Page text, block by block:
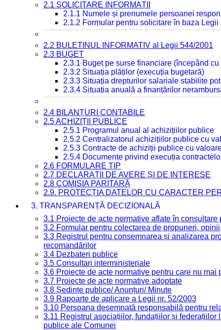
2.1 SOLICITARE INFORMAȚII
2.1.1 Numele și prenumele persoanei
2.1.2 Formular pentru solicitare în baza Legii
2.2 BULETINUL INFORMATIV al Legii 544/2001
2.3 BUGET
2.3.1 Buget pe surse financiare (începând
2.3.2 Situația plăților (execuția bugetară)
2.3.3 Situația drepturilor salariale stabilite
2.3.4 Situația anuală a finanțărilor
2.4 BILANȚURI CONTABILE
2.5 ACHIZIȚII PUBLICE
2.5.1 Programul anual al achizițiilor publice
2.5.2 Centralizatorul achizițiilor publice cu
2.5.3 Contracte de achiziții publice cu
2.5.4 Documente privind execuția
2.6 FORMULARE TIP
2.7 DECLARAȚII DE AVERE ȘI DE INTERESE
2.8 COMISIA PARITARĂ
2.9. PROTECȚIA DATELOR CU CARACTER
3. TRANSPARENȚĂ DECIZIONALĂ
3.1 Proiecte de acte normative aflate în consultare
3.2 Formular pentru colectarea de propuneri,
3.3 Registrul pentru consemnarea și analizarea
recomandărilor
3.4 Dezbateri publice
3.5 Consultari interministeriale
3.6 Proiecte de acte normative pentru care nu mai
3.7 Proiecte de acte normative adoptate
3.8 Ședințe publice/ Anunțuri/ Minute
3.9 Rapoarte de aplicare a Legii nr. 52/2003
3.10 Persoana desemnată responsabilă pentru
3.11 Registrul asociațiilor, fundațiilor și federațiilor
publice ale Comunei